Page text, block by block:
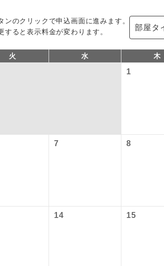
ンのクリックで申込画面に進みます。
すると表示料金が変わります。
部屋タ
火 水 木
1
7 8
14 15
現地到着空港（駅）から最終日出発空